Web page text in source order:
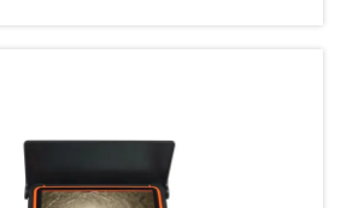
RVI, značajno je